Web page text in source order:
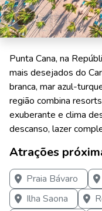
Punta Cana, na
mais desejados do
branca, mar azul-
região combina
exuberante e clima
descanso, lazer
Atrações
Praia Bávaro
Ilha Saona